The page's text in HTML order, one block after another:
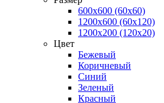
600х600 (60х60)
1200х600 (60х120)
1200х200 (120x20)
Цвет
Бежевый
Коричневый
Синий
Зеленый
Красный